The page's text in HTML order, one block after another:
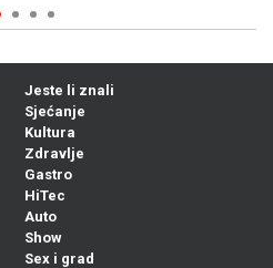
Jeste li znali
Sjećanje
Kultura
Zdravlje
Gastro
HiTec
Auto
Show
Sex i grad